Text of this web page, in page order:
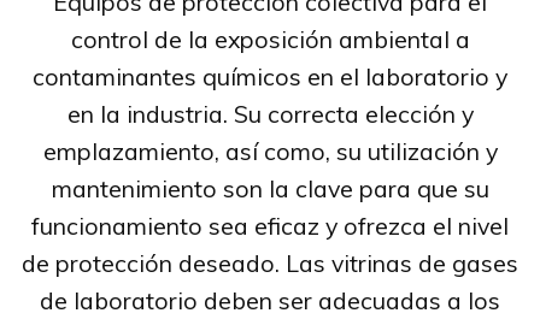
control de la exposición ambiental a
contaminantes químicos en el laboratorio y
en la industria. Su correcta elección y
emplazamiento, así como, su utilización y
mantenimiento son la clave para que su
funcionamiento sea eficaz y ofrezca el nivel
de protección deseado. Las vitrinas de gases
de laboratorio deben ser adecuadas a los